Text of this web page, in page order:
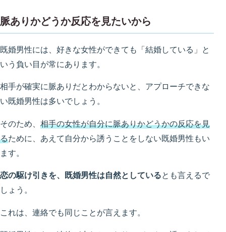
脈ありかどうか反応を見たいから
既婚男性には、好きな女性ができても「結婚している」と
いう負い目が常にあります。
相手が確実に脈ありだとわからないと、アプローチできな
い既婚男性は多いでしょう。
そのため、 相手の女性が自分に脈ありかどうかの反応を見
るために、あえて自分から誘うことをしない既婚男性もい
ます。
恋の駆け引きを、既婚男性は自然としているとも言えるで
しょう。
これは、連絡でも同じことが言えます。